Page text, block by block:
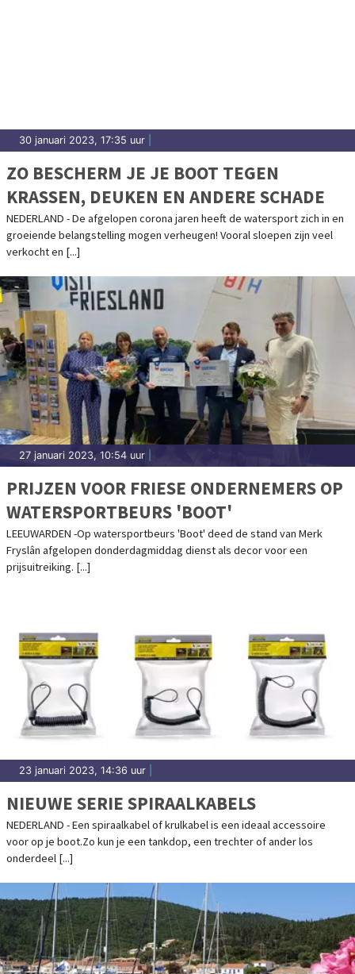
30 januari 2023, 17:35 uur
ZO BESCHERM JE JE BOOT TEGEN
KRASSEN, DEUKEN EN ANDERE SCHADE
NEDERLAND - De afgelopen corona jaren heeft de watersport zich in en
groeiende belangstelling mogen verheugen! Vooral sloepen zijn veel
verkocht en [...]
27 januari 2023, 10:54 uur
PRIJZEN VOOR FRIESE ONDERNEMERS OP
WATERSPORTBEURS 'BOOT'
LEEUWARDEN -Op watersportbeurs 'Boot' deed de stand van Merk
Fryslân afgelopen donderdagmiddag dienst als decor voor een
prijsuitreiking. [...]
23 januari 2023, 14:36 uur
NIEUWE SERIE SPIRAALKABELS
NEDERLAND - Een spiraalkabel of krulkabel is een ideaal accessoire
voor op je boot.Zo kun je een tankdop, een trechter of ander los
onderdeel [...]